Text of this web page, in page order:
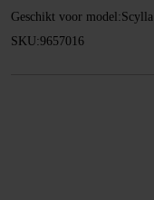
Geschikt voor model:Scylla
SKU:9657016